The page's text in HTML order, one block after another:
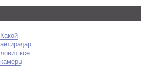
Какой
антирадар
ловит все
камеры